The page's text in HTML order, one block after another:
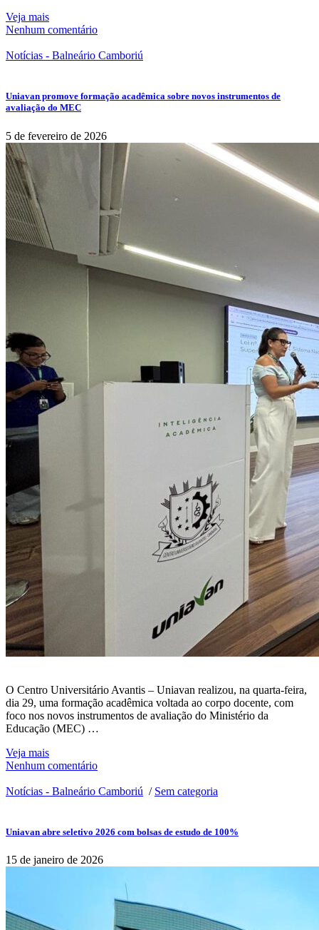
Veja mais
Nenhum comentário
Notícias - Balneário Camboriú
Uniavan promove formação acadêmica sobre novos instrumentos de
avaliação do MEC
5 de fevereiro de 2026
O Centro Universitário Avantis – Uniavan realizou, na quarta-feira,
dia 29, uma formação acadêmica voltada ao corpo docente, com
foco nos novos instrumentos de avaliação do Ministério da
Educação (MEC) …
Veja mais
Nenhum comentário
Notícias - Balneário Camboriú / Sem categoria
Uniavan abre seletivo 2026 com bolsas de estudo de 100%
15 de janeiro de 2026